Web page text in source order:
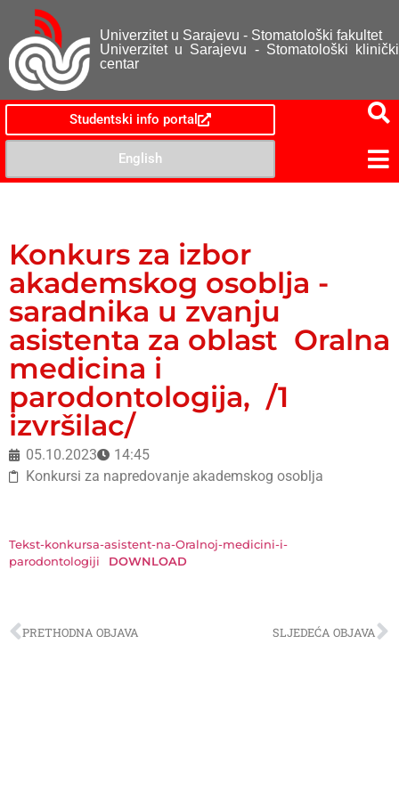
Univerzitet u Sarajevu - Stomatološki fakultet
Univerzitet u Sarajevu - Stomatološki klinički
centar
Studentski info portal
English
Konkurs za izbor
akademskog osoblja -
saradnika u zvanju
asistenta za oblast Oralna
medicina i
parodontologija, /1
izvršilac/
05.10.2023
14:45
Konkursi za napredovanje akademskog osoblja
Tekst-konkursa-asistent-na-Oralnoj-medicini-i-
parodontologiji
DOWNLOAD
PRETHODNA OBJAVA SLJEDEĆA OBJAVA